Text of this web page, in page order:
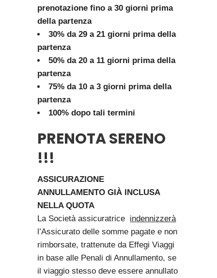
prenotazione fino a 30 giorni prima
della partenza
30% da 29 a 21 giorni prima della
partenza
50% da 20 a 11 giorni prima della
partenza
75% da 10 a 3 giorni prima della
partenza
100% dopo tali termini
PRENOTA SERENO
!!!
ASSICURAZIONE
ANNULLAMENTOGIÀ INCLUSA
NELLA QUOTA
La Società assicuratrice indennizzerà
l’Assicurato delle somme pagate e non
rimborsate, trattenute da Effegi Viaggi
in base alle Penali di Annullamento, se
il viaggio stesso deve essere annullato